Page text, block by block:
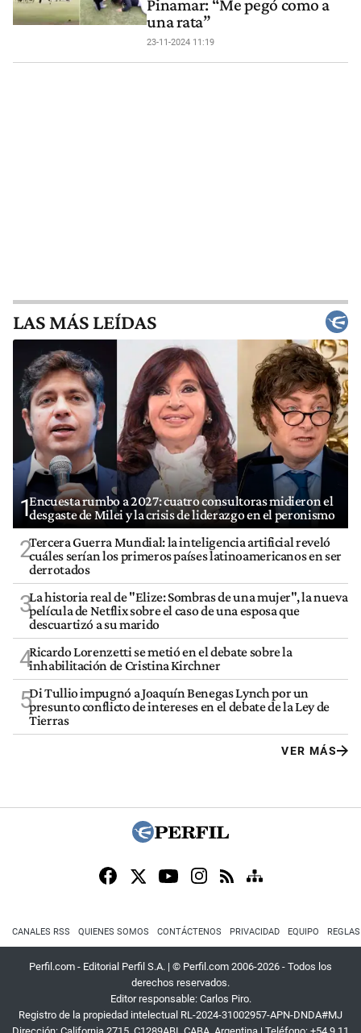
Pinamar: “Me pegó como a
una rata”
23-11-2024 11:19
LAS MÁS LEÍDAS
1Encuesta rumbo a 2027: cuatro consultoras midieron el
desgaste de Milei y la crisis de liderazgo en el peronismo
2Tercera Guerra Mundial: la inteligencia artificial reveló
cuáles serían los primeros países latinoamericanos en ser
derrotados
3La historia real de "Elize: Sombras de una mujer", la nueva
película de Netflix sobre el caso de una esposa que
descuartizó a su marido
4Ricardo Lorenzetti se metió en el debate sobre la
inhabilitación de Cristina Kirchner
5Di Tullio impugnó a Joaquín Benegas Lynch por un
presunto conflicto de intereses en el debate de la Ley de
Tierras
VER MÁS
CANALES RSS QUIENES SOMOS CONTÁCTENOS PRIVACIDAD EQUIPO
Perfil.com - Editorial Perfil S.A. | © Perfil.com 2006-2026 - Todos los
derechos reservados.
Editor responsable: Carlos Piro.
Registro de la propiedad intelectual RL-2024-31002957-APN-DNDA#MJ